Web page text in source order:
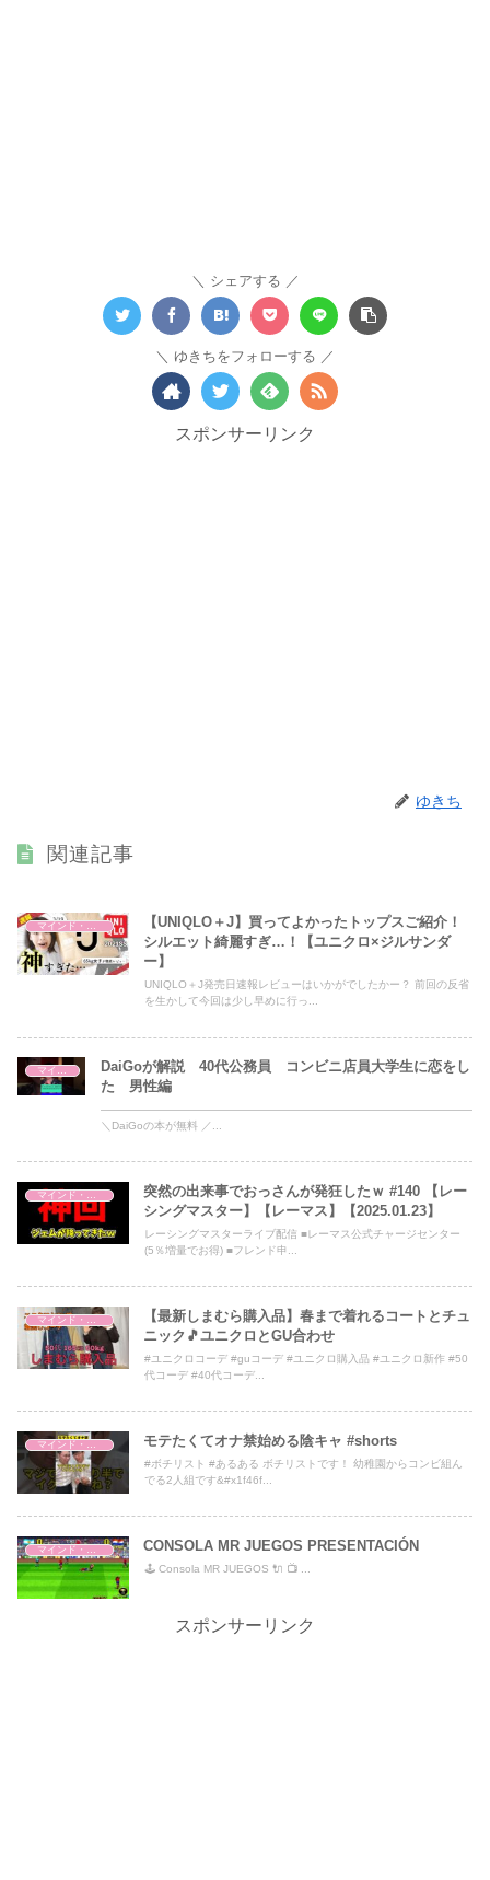
シェアする
ゆきちをフォローする
スポンサーリンク
ゆきち
関連記事
マインド・哲学
【UNIQLO＋J】買ってよかったトップスご紹介！
シルエット綺麗すぎ…！【ユニクロ×ジルサンダ
ー】
UNIQLO＋J発売日速報レビューはいかがでしたかー？ 前回の反省
を生かして今回は少し早めに行っ...
マインド・哲学
DaiGoが解説 40代公務員 コンビニ店員大学生に恋をし
た 男性編
——————————————————————————————————
＼DaiGoの本が無料 ／...
マインド・哲学
突然の出来事でおっさんが発狂したｗ #140 【レー
シングマスター】【レーマス】【2025.01.23】
レーシングマスターライブ配信 ■レーマス公式チャージセンター
(5％増量でお得) ■フレンド申...
マインド・哲学
【最新しまむら購入品】春まで着れるコートとチュ
ニック🎵ユニクロとGU合わせ
#ユニクロコーデ #guコーデ #ユニクロ購入品 #ユニクロ新作 #50
代コーデ #40代コーデ...
マインド・哲学 モテたくてオナ禁始める陰キャ #shorts
#ボチリスト #あるある ボチリストです！ 幼稚園からコンビ組ん
でる2人組です&#x1f46f...
CONSOLA MR JUEGOS PRESENTACIÓN
🕹 Consola MR JUEGOS 🔌 📺 ...
スポンサーリンク